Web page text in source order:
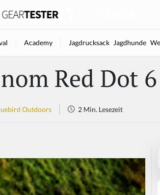
Academy Jagdrucksack Jagdhunde
Red Dot
Outdoors 2 Min. Lesezeit